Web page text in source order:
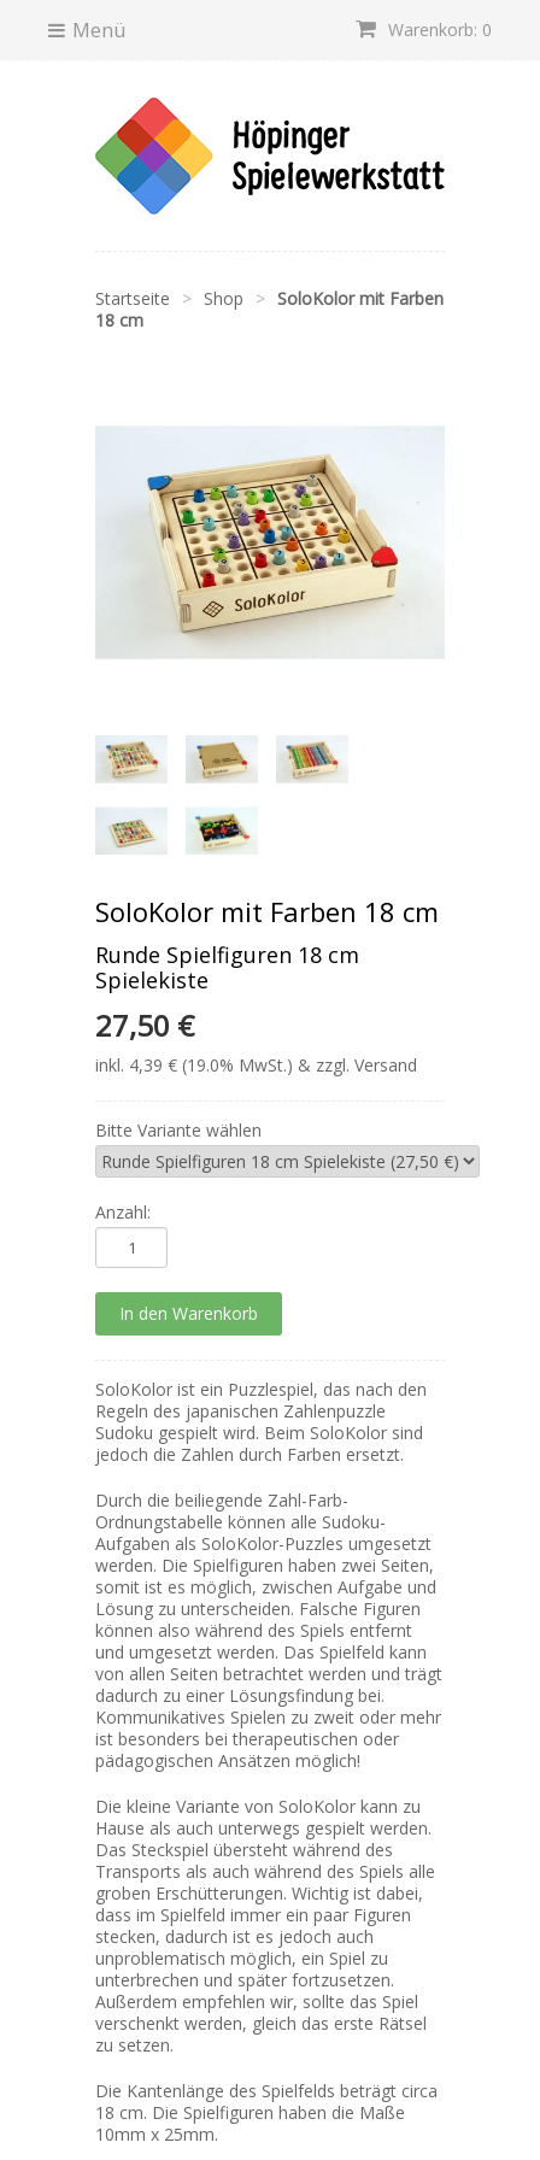
Warenkorb: 0
Menü
Startseite > Shop > SoloKolor mit Farben
18 cm
SoloKolor mit Farben 18 cm
Runde Spielfiguren 18 cm
Spielekiste
27,50 €
inkl. 4,39 € (19.0% MwSt.) & zzgl. Versand
Bitte Variante wählen
Anzahl:
SoloKolor ist ein Puzzlespiel, das nach den
Regeln des japanischen Zahlenpuzzle
Sudoku gespielt wird. Beim SoloKolor sind
jedoch die Zahlen durch Farben ersetzt.
Durch die beiliegende Zahl-Farb-
Ordnungstabelle können alle Sudoku-
Aufgaben als SoloKolor-Puzzles umgesetzt
werden. Die Spielfiguren haben zwei Seiten,
somit ist es möglich, zwischen Aufgabe und
Lösung zu unterscheiden. Falsche Figuren
können also während des Spiels entfernt
und umgesetzt werden. Das Spielfeld kann
von allen Seiten betrachtet werden und trägt
dadurch zu einer Lösungsfindung bei.
Kommunikatives Spielen zu zweit oder mehr
ist besonders bei therapeutischen oder
pädagogischen Ansätzen möglich!
Die kleine Variante von SoloKolor kann zu
Hause als auch unterwegs gespielt werden.
Das Steckspiel übersteht während des
Transports als auch während des Spiels alle
groben Erschütterungen. Wichtig ist dabei,
dass im Spielfeld immer ein paar Figuren
stecken, dadurch ist es jedoch auch
unproblematisch möglich, ein Spiel zu
unterbrechen und später fortzusetzen.
Außerdem empfehlen wir, sollte das Spiel
verschenkt werden, gleich das erste Rätsel
zu setzen.
Die Kantenlänge des Spielfelds beträgt circa
18 cm. Die Spielfiguren haben die Maße
10mm x 25mm.